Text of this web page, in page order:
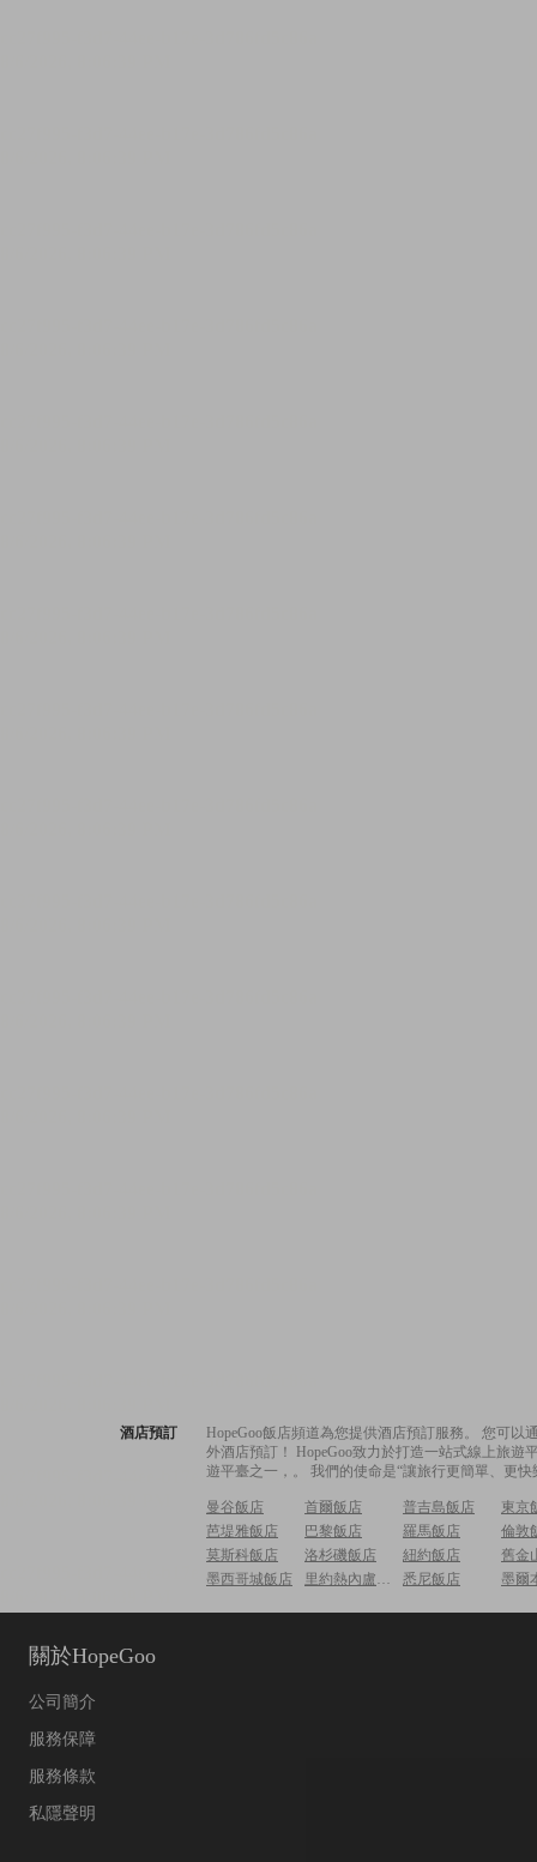
酒店預訂
HopeGoo飯店頻道為您提供酒店預訂服務。 您可
外酒店預訂！ HopeGoo致力於打造一站式線上旅
遊平臺之一，。 我們的使命是“讓旅行更簡單、更
曼谷飯店 首爾飯店 普吉島飯店
東京
芭堤雅飯店
巴黎飯店 羅馬飯店
倫敦
莫斯科飯店
洛杉磯飯店 紐約飯店
舊金
墨西哥城飯店
里約熱內盧飯店 悉尼飯店 墨爾
關於HopeGoo
公司簡介
服務保障
服務條款
私隱聲明